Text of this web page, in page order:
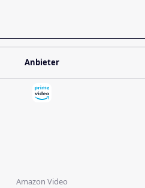
Anbieter
Amazon Video